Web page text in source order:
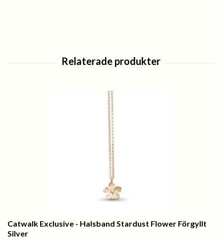
Catwalk Exclusive - Halsband Stardust Flower Förgyllt
Silver